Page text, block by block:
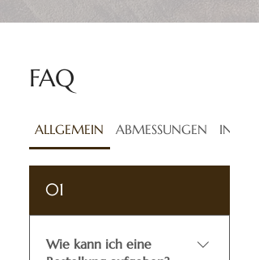
FAQ
ALLGEMEIN ABMESSUNGEN
01
Wie kann ich eine